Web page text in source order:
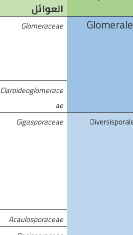
العوائل
Glomeraceae
Claroideoglomerace
ae
Gigasporaceae
Acaulosporaceae